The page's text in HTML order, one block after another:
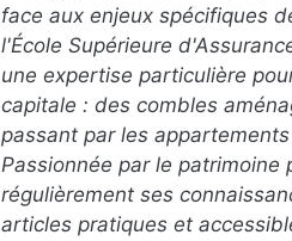
face aux enjeux spécifiques
l'École Supérieure
une expertise particulière
capitale : des combles
passant par les
Passionnée par le patrimoine
régulièrement ses
articles pratiques et